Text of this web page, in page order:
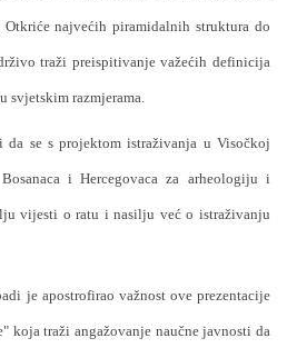
najvećih piramidalnih struktura do
traži preispitivanje važećih definicija
razmjerama.
da se s projektom istraživanja u Visočkoj
i Hercegovaca za arheologiju i
vijesti o ratu i nasilju već o istraživanju
je apostrofirao važnost ove prezentacije
koja traži angažovanje naučne javnosti da